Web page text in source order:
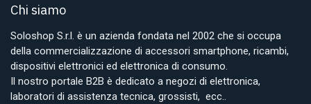
Chi siamo
Soloshop S.r.l. è un azienda fondata nel 2002 che si occupa
della commercializzazione di accessori smartphone, ricambi,
dispositivi elettronici ed elettronica di consumo.
Il nostro portale B2B è dedicato a negozi di elettronica,
laboratori di assistenza tecnica, grossisti, ecc..